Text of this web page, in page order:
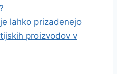
lahko prizadenejo
proizvodov v